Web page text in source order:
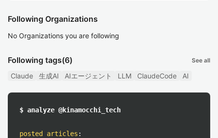
Following Organizations
No Organizations you are following
Following tags(6) See all
Claude 生成AI AIエージェント LLM ClaudeCode AI
$ analyze @kinamocchi_tech
posted articles :